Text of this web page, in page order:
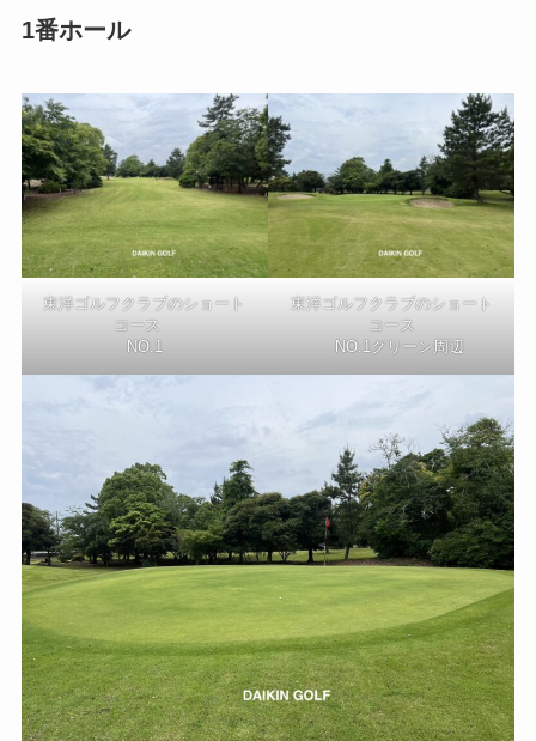
1番ホール
東洋ゴルフクラブのショート
コース
NO.1
東洋ゴルフクラブのショート
コース
NO.1グリーン周辺